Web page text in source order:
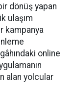
dönüş yapan
ulaşım
kampanya
online
alan yolcular